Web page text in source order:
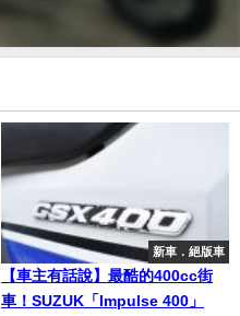
新車．絕版車
【車主有話說】最酷的400cc街
車！SUZUK「Impulse 400」